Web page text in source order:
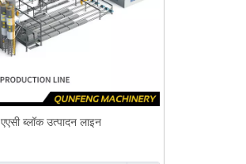
एएसी ब्लॉक उत्पादन लाइन